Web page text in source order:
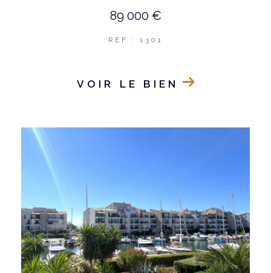
89 000 €
REF : 1301
VOIR LE BIEN